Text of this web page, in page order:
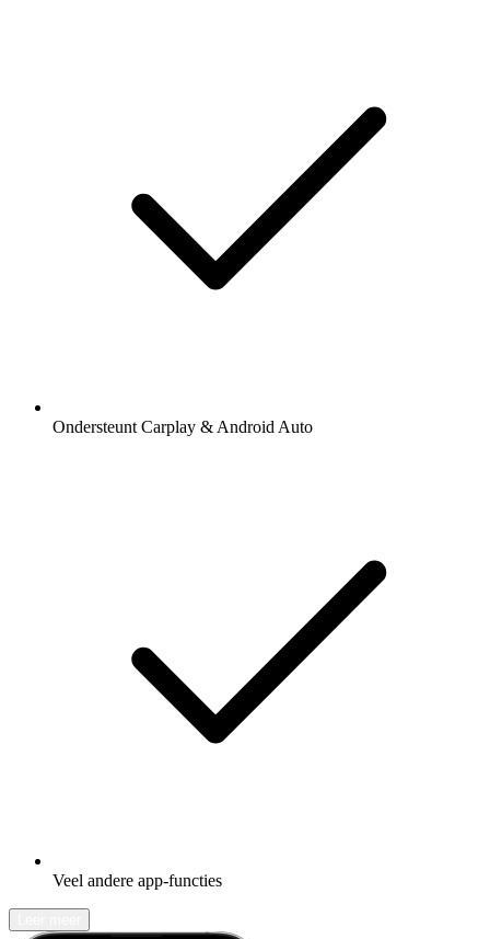
Ondersteunt Carplay & Android Auto
Veel andere app-functies